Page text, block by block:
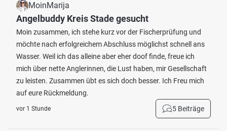
MoinMarija
Angelbuddy Kreis Stade gesucht
Moin zusammen, ich stehe kurz vor der Fischerprüfung und
möchte nach erfolgreichem Abschluss möglichst schnell ans
Wasser. Weil ich das alleine aber eher doof finde, freue ich
mich über nette Anglerinnen, die Lust haben, mir Gesellschaft
zu leisten. Zusammen übt es sich doch besser. Ich Freu mich
auf eure Rückmeldung.
vor 1 Stunde 5 Beiträge